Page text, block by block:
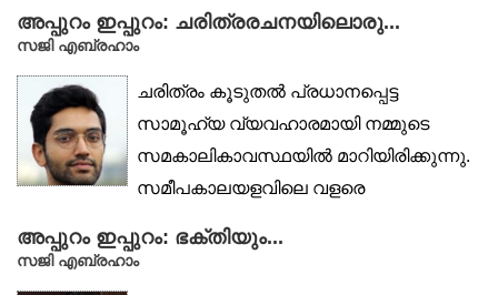
അപ്പുറം ഇപ്പുറം: ചരിത്രരചനയിലൊരു...
സജി എബ്രഹാം
ചരിത്രം കൂടുതൽ പ്രധാനപ്പെട്ട
സാമൂഹ്യ വ്യവഹാരമായി നമ്മുടെ
സമകാലികാവസ്ഥയിൽ മാറിയിരിക്കുന്നു.
സമീപകാലയളവിലെ വളരെ
അപ്പുറം ഇപ്പുറം: ഭക്തിയും...
സജി എബ്രഹാം